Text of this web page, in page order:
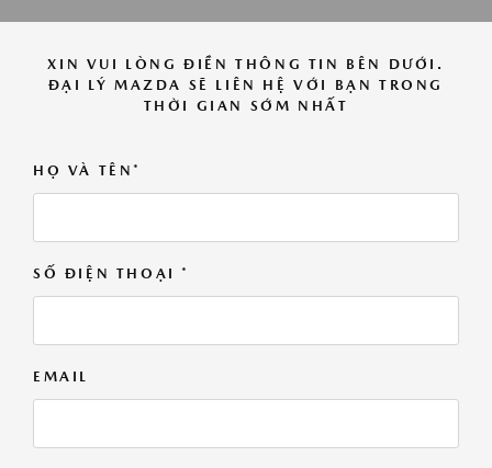
XIN VUI LÒNG ĐIỀN THÔNG TIN BÊN DƯỚI.
ĐẠI LÝ MAZDA SẼ LIÊN HỆ VỚI BẠN TRONG
THỜI GIAN SỚM NHẤT
HỌ VÀ TÊN*
SỐ ĐIỆN THOẠI *
EMAIL